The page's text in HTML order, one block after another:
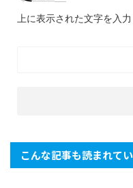
上に表示された文字を入力
こんな記事も読まれて